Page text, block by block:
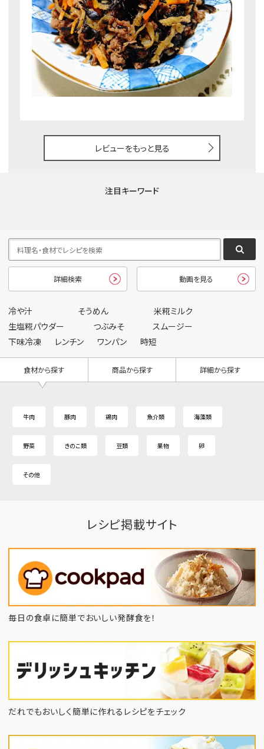
レビューをもっと見る
注目キーワード
詳細検索 動画を見る
冷や汁 そうめん
米糀ミルク
生塩糀パウダー
つぶみそ
スムージー
下味冷凍
レンチン ワンパン 時短
食材から探す 商品から探す 詳細から探す
牛肉 豚肉 鶏肉 魚介類 海藻類
野菜 きのこ類 豆類 果物 卵
その他
レシピ掲載サイト
毎日の食卓に簡単でおいしい発酵食を！
だれでもおいしく簡単に作れるレシピをチェック